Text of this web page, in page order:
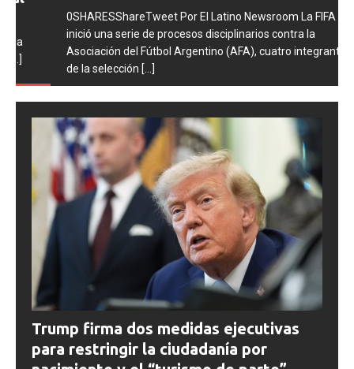
0SHARESShareTweet Por El Latino Newsroom La FIFA
inició una serie de procesos disciplinarios contra la
Asociación del Fútbol Argentino (AFA), cuatro integrantes
de la selección [...]
Trump firma dos medidas ejecutivas
para restringir la ciudadanía por